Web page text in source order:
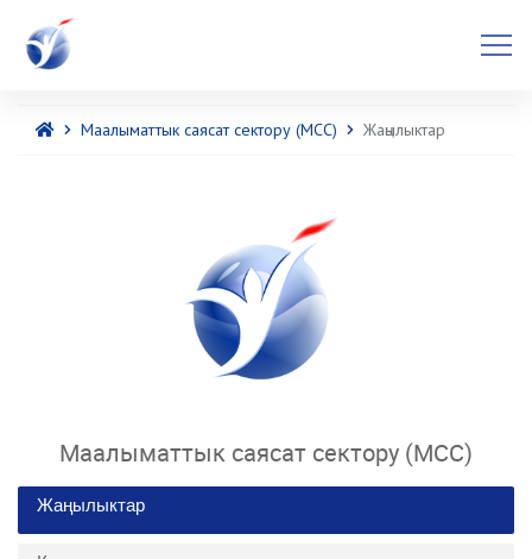
Маалыматтык саясат сектору (МСС) Жаңылыктар
Маалыматтык саясат сектору (МСС)
Жаңылыктар